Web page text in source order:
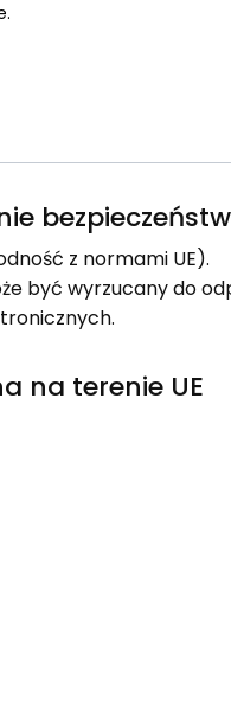
z normami UE).
być wyrzucany do
na terenie UE